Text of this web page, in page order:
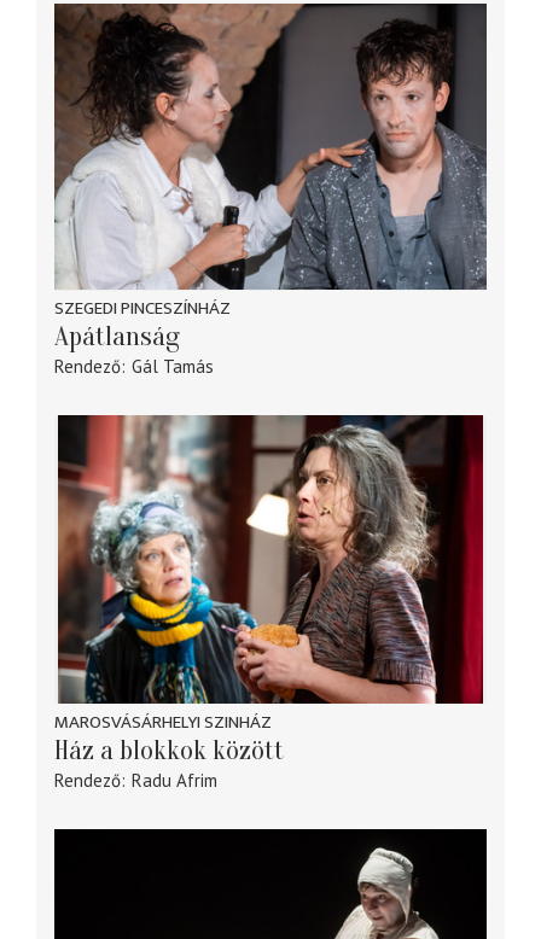
SZEGEDI PINCESZÍNHÁZ
Apátlanság
Rendező Gál Tamás
MAROSVÁSÁRHELYI SZINHÁZ
Ház a blokkok között
Rendező Radu Afrim